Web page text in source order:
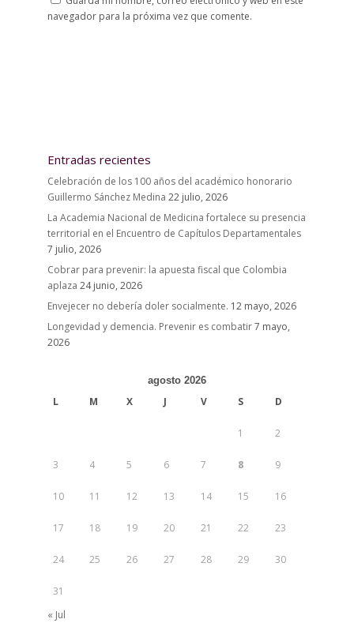
navegador para la próxima vez que comente.
Entradas recientes
Celebración de los 100 años del académico honorario
Guillermo Sánchez Medina 22 julio, 2026
La Academia Nacional de Medicina fortalece su presencia
territorial en el Encuentro de Capítulos Departamentales
7 julio, 2026
Cobrar para prevenir: la apuesta fiscal que Colombia
aplaza 24 junio, 2026
Envejecer no debería doler socialmente. 12 mayo, 2026
Longevidad y demencia. Prevenir es combatir7 mayo,
2026
agosto 2026
L M X J V S D
1 2
3 4 5 6 7 8 9
10 11 12 13 14 15 16
17 18 19 20 21 22 23
24 25 26 27 28 29 30
31
« Jul